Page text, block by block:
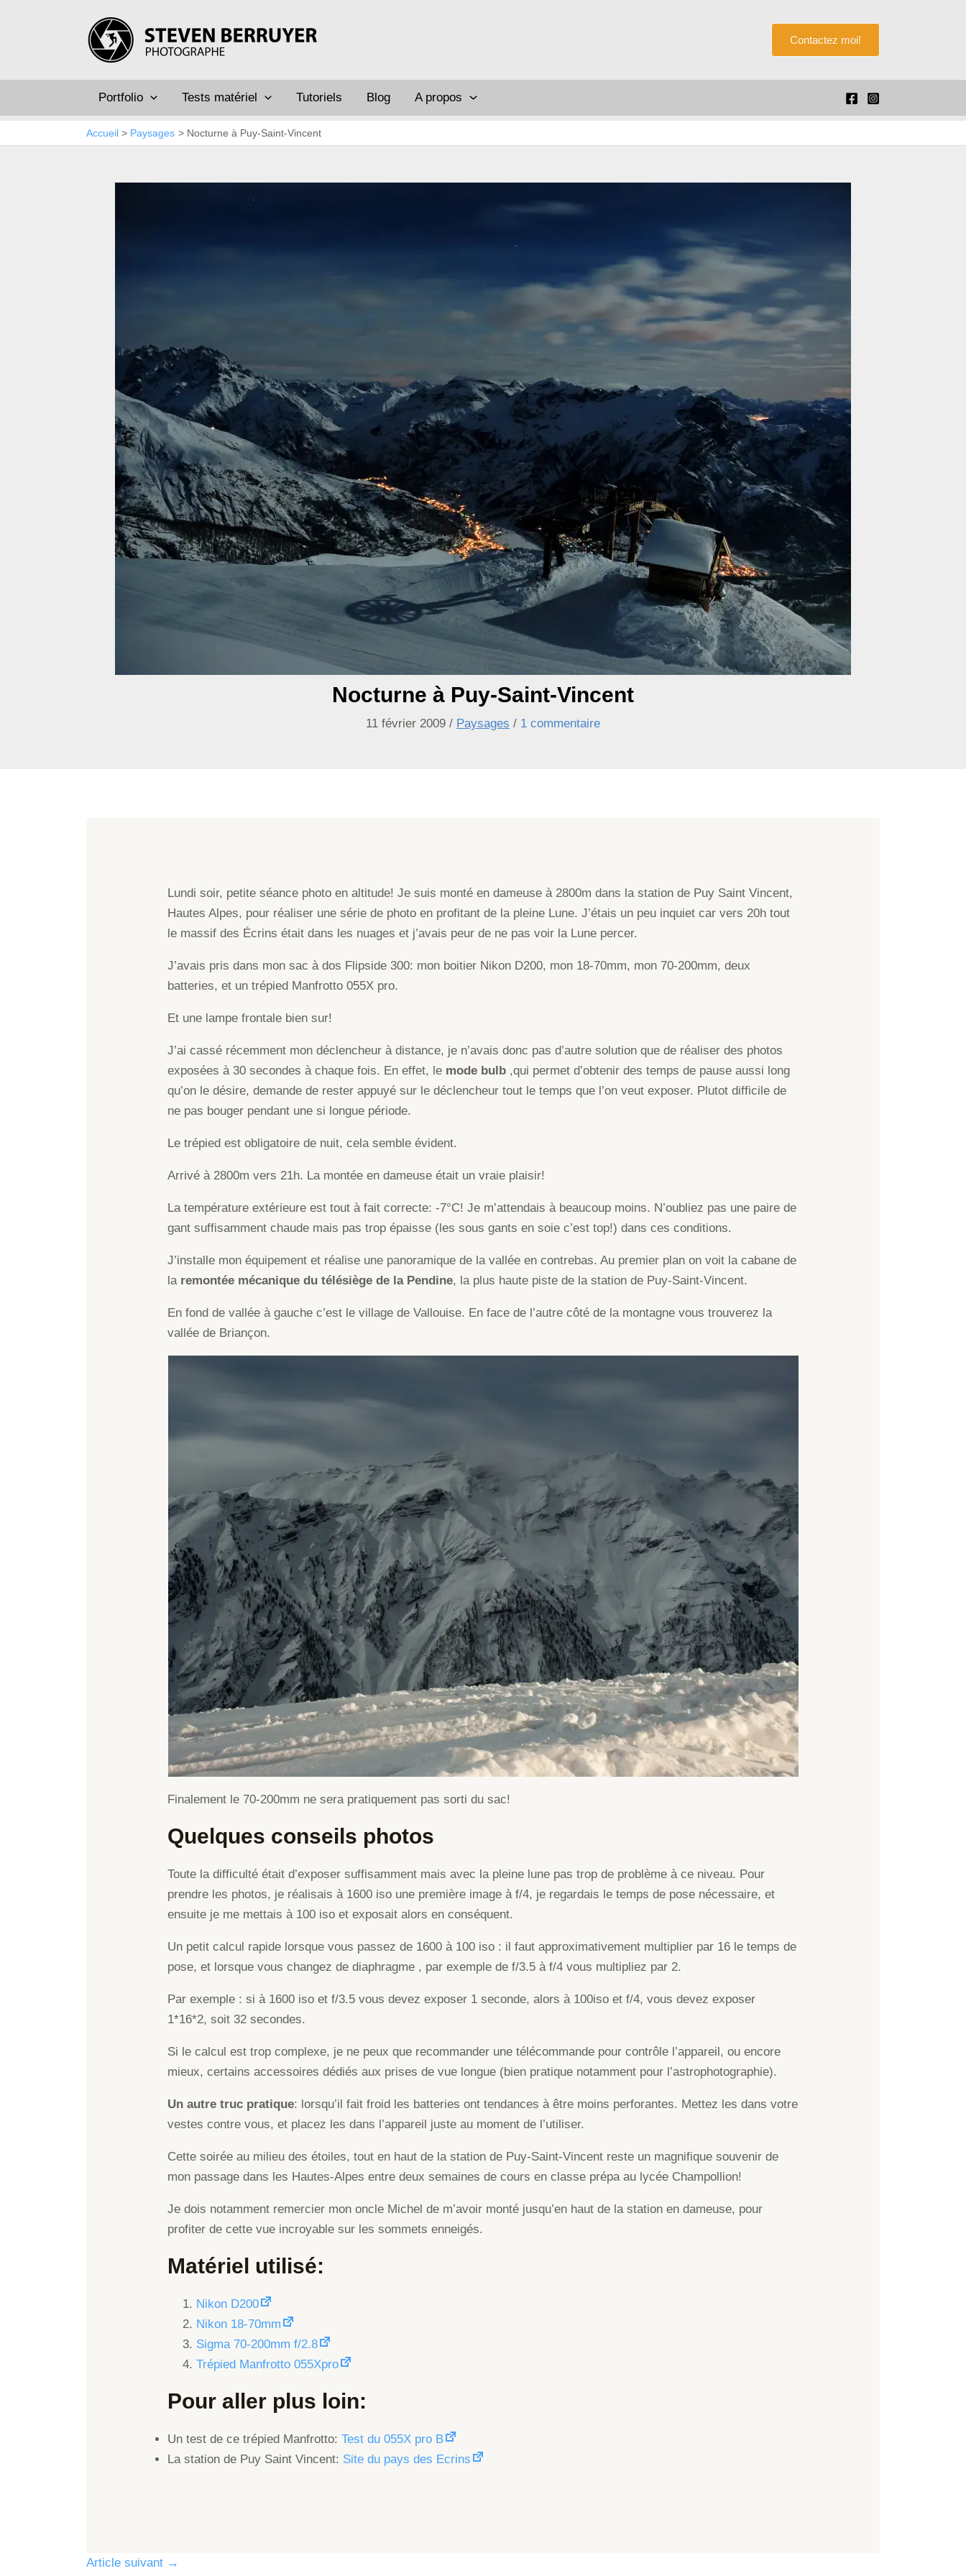
Rechercher
Contactez moi!
Portfolio Tests matériel Tutoriels Blog A propos
Accueil Paysages Nocturne à Puy-Saint-Vincent
Nocturne à Puy-Saint-Vincent
11 février 2009 / Paysages / 1 commentaire
Lundi soir, petite séance photo en altitude! Je suis monté en dameuse à 2800m dans la station de Puy Saint Vincent,
Hautes Alpes, pour réaliser une série de photo en profitant de la pleine Lune. J’étais un peu inquiet car vers 20h tout
le massif des Écrins était dans les nuages et j’avais peur de ne pas voir la Lune percer.
J’avais pris dans mon sac à dos Flipside 300: mon boitier Nikon D200, mon 18-70mm, mon 70-200mm, deux
batteries, et un trépied Manfrotto 055X pro.
Et une lampe frontale bien sur!
J’ai cassé récemment mon déclencheur à distance, je n’avais donc pas d’autre solution que de réaliser des photos
exposées à 30 secondes à chaque fois. En effet, le mode bulb ,qui permet d’obtenir des temps de pause aussi long
qu’on le désire, demande de rester appuyé sur le déclencheur tout le temps que l’on veut exposer. Plutot difficile de
ne pas bouger pendant une si longue période.
Le trépied est obligatoire de nuit, cela semble évident.
Arrivé à 2800m vers 21h. La montée en dameuse était un vraie plaisir!
La température extérieure est tout à fait correcte: -7°C! Je m’attendais à beaucoup moins. N’oubliez pas une paire de
gant suffisamment chaude mais pas trop épaisse (les sous gants en soie c’est top!) dans ces conditions.
J’installe mon équipement et réalise une panoramique de la vallée en contrebas. Au premier plan on voit la cabane de
la remontée mécanique du télésiège de la Pendine, la plus haute piste de la station de Puy-Saint-Vincent.
En fond de vallée à gauche c’est le village de Vallouise. En face de l’autre côté de la montagne vous trouverez la
vallée de Briançon.
Finalement le 70-200mm ne sera pratiquement pas sorti du sac!
Quelques conseils photos
Toute la difficulté était d’exposer suffisamment mais avec la pleine lune pas trop de problème à ce niveau. Pour
prendre les photos, je réalisais à 1600 iso une première image à f/4, je regardais le temps de pose nécessaire, et
ensuite je me mettais à 100 iso et exposait alors en conséquent.
Un petit calcul rapide lorsque vous passez de 1600 à 100 iso : il faut approximativement multiplier par 16 le temps de
pose, et lorsque vous changez de diaphragme , par exemple de f/3.5 à f/4 vous multipliez par 2.
Par exemple : si à 1600 iso et f/3.5 vous devez exposer 1 seconde, alors à 100iso et f/4, vous devez exposer
1*16*2, soit 32 secondes.
Si le calcul est trop complexe, je ne peux que recommander une télécommande pour contrôle l’appareil, ou encore
mieux, certains accessoires dédiés aux prises de vue longue (bien pratique notamment pour l’astrophotographie).
Un autre truc pratique: lorsqu’il fait froid les batteries ont tendances à être moins perforantes. Mettez les dans votre
vestes contre vous, et placez les dans l’appareil juste au moment de l’utiliser.
Cette soirée au milieu des étoiles, tout en haut de la station de Puy-Saint-Vincent reste un magnifique souvenir de
mon passage dans les Hautes-Alpes entre deux semaines de cours en classe prépa au lycée Champollion!
Je dois notamment remercier mon oncle Michel de m’avoir monté jusqu’en haut de la station en dameuse, pour
profiter de cette vue incroyable sur les sommets enneigés.
Matériel utilisé:
Nikon D200
Nikon 18-70mm
Sigma 70-200mm f/2.8
Trépied Manfrotto 055Xpro
Pour aller plus loin:
Un test de ce trépied Manfrotto:Test du 055X pro B
La station de Puy Saint Vincent: Site du pays des Ecrins
Article suivant →